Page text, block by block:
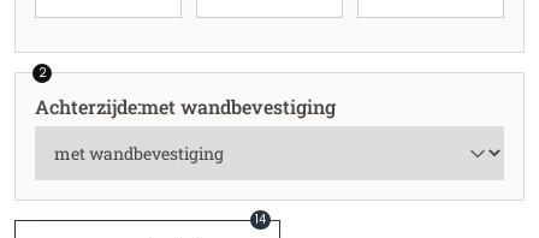
2
Achterzijde:met wandbevestiging
14